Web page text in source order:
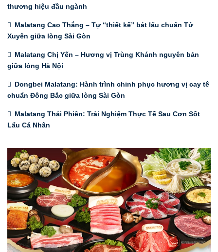
thương hiệu đầu ngành
Malatang Cao Thắng – Tự “thiết kế” bát lẩu chuẩn Tứ
Xuyên giữa lòng Sài Gòn
Malatang Chị Yến – Hương vị Trùng Khánh nguyên bản
giữa lòng Hà Nội
Dongbei Malatang: Hành trình chinh phục hương vị cay tê
chuẩn Đông Bắc giữa lòng Sài Gòn
Malatang Thái Phiên: Trải Nghiệm Thực Tế Sau Cơn Sốt
Lẩu Cá Nhân